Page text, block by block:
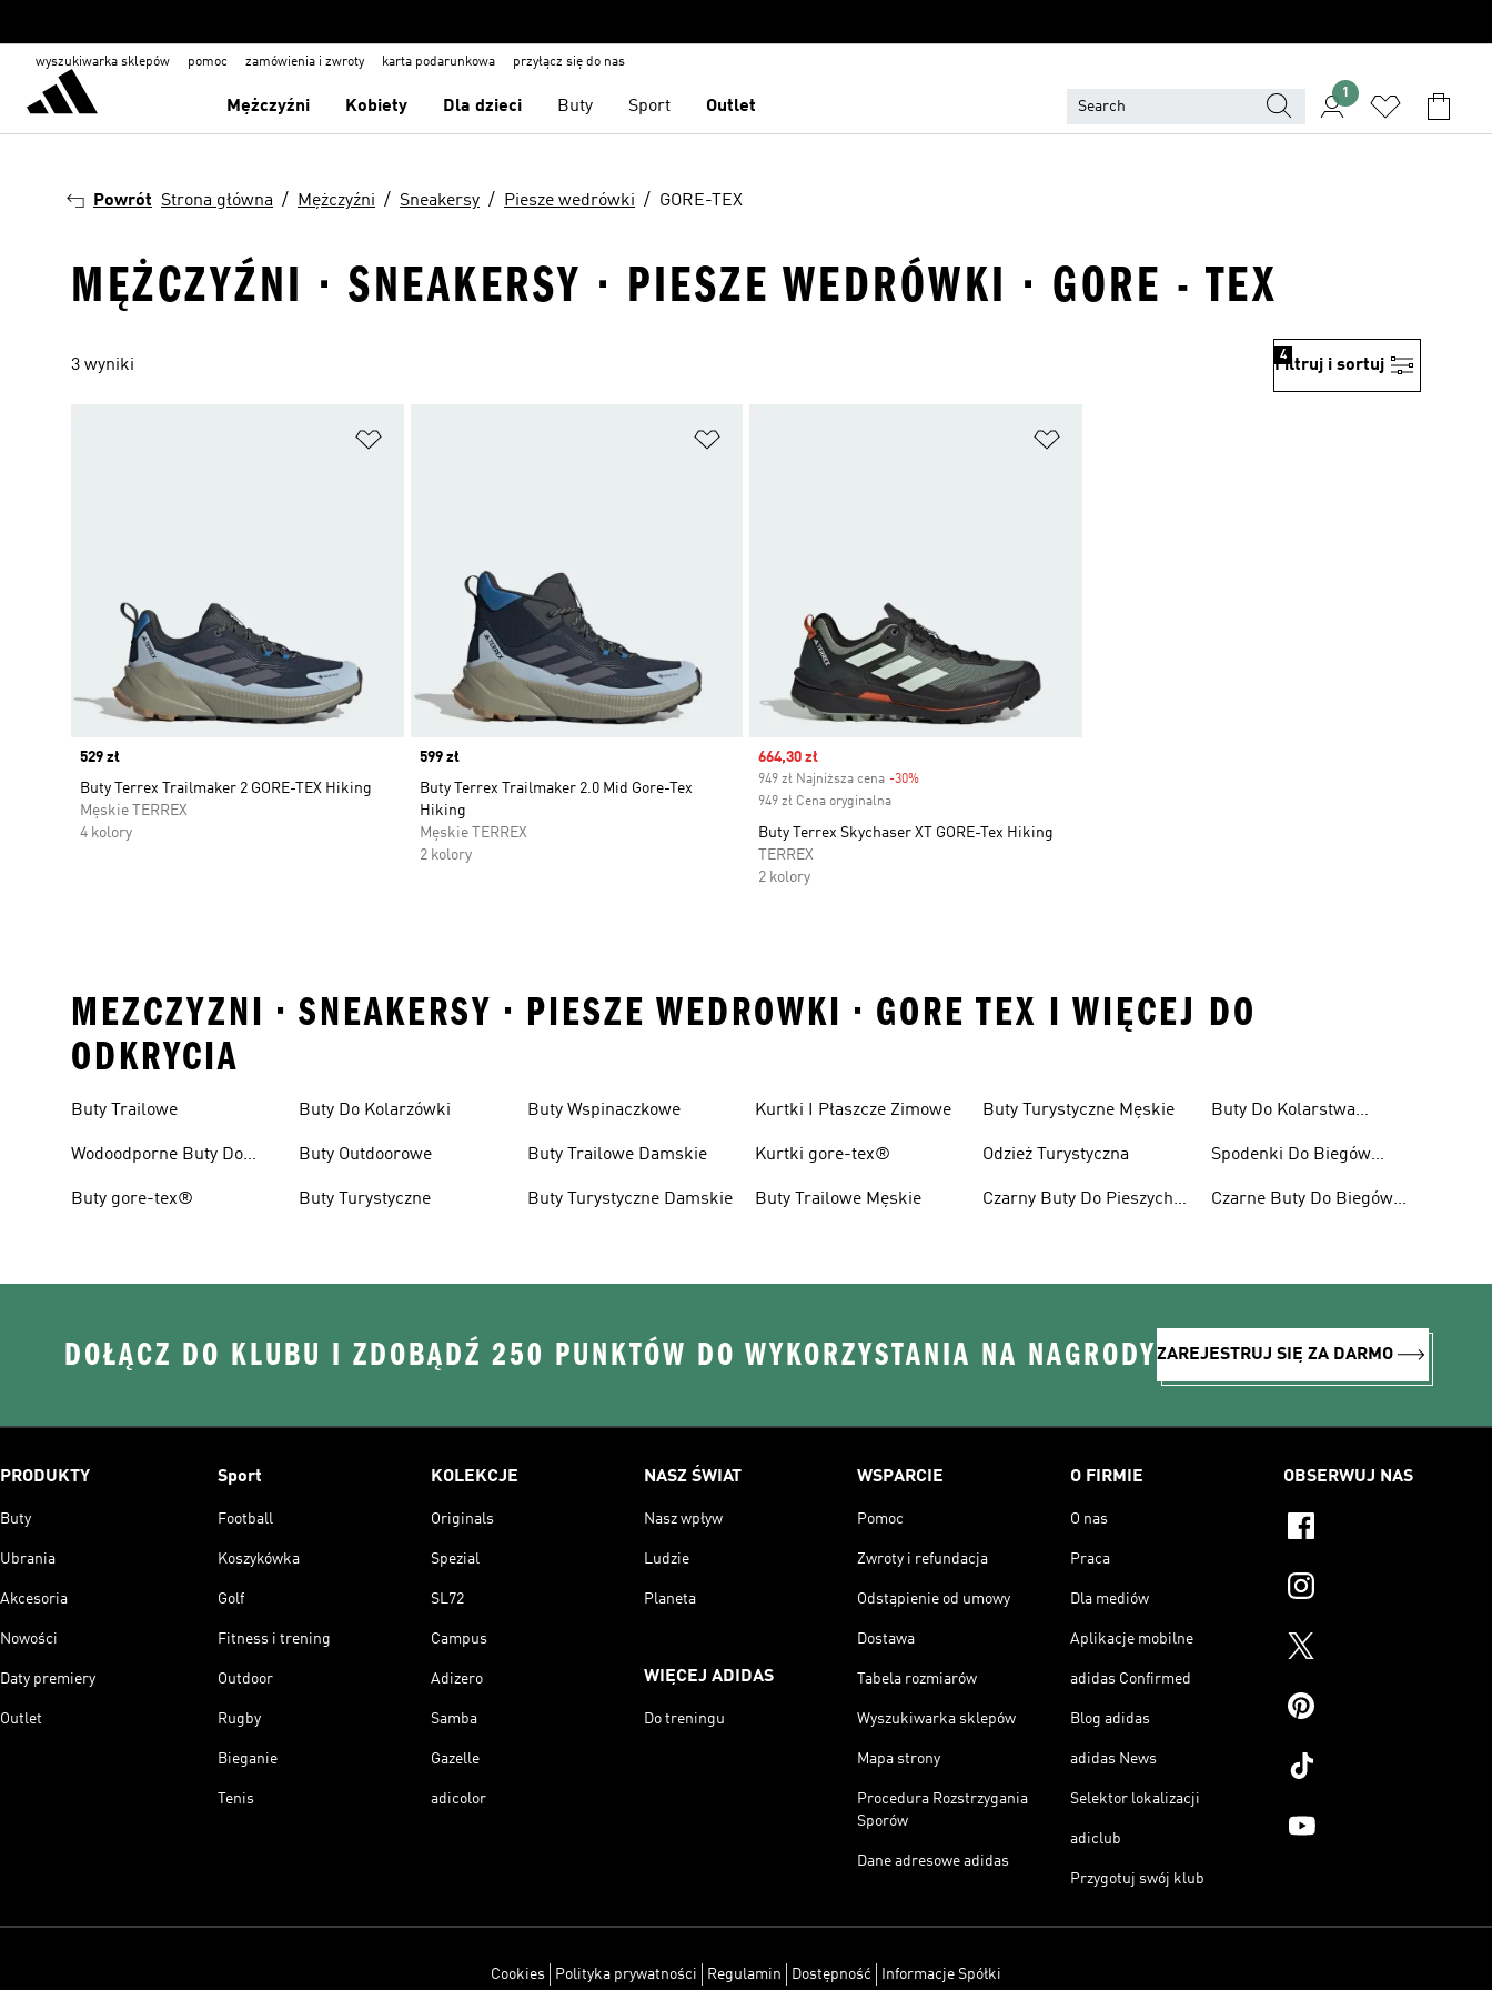
wyszukiwarka sklepów pomoc zamówienia i zwroty karta podarunkowa przyłącz się do nas
Mężczyźni Kobiety Dla dzieci Buty Sport Outlet
1
Powrót Strona główna Mężczyźni Sneakersy Piesze wedrówki GORE-TEX
MĘŻCZYŹNI · SNEAKERSY · PIESZE WEDRÓWKI · GORE - TEX
3 wyniki Filtruj i sortuj
4
Price
529 zł
Buty Terrex Trailmaker 2 GORE-TEX Hiking
Męskie TERREX
4 kolory
Price
599 zł
Buty Terrex Trailmaker 2.0 Mid Gore-Tex
Hiking
Męskie TERREX
2 kolory
Sale price
664,30 zł
949 zł Najniższa cena -30%
949 zł Cena oryginalna
Buty Terrex Skychaser XT GORE-Tex Hiking
TERREX
2 kolory
MEZCZYZNI • SNEAKERSY • PIESZE WEDROWKI • GORE TEX I WIĘCEJ DO
ODKRYCIA
Buty Trailowe
Wodoodporne Buty Do
Buty gore-tex®
Buty Do Kolarzówki
Buty Outdoorowe
Buty Turystyczne
Buty Wspinaczkowe
Buty Trailowe Damskie
Buty Turystyczne Damskie
Kurtki I Płaszcze Zimowe
Kurtki gore-tex®
Buty Trailowe Męskie
Buty Turystyczne Męskie
Odzież Turystyczna
Czarny Buty Do Pieszych
Buty Do Kolarstwa
Spodenki Do Biegów
Czarne Buty Do Biegów
DOŁĄCZ DO KLUBU I ZDOBĄDŹ 250 PUNKTÓW DO WYKORZYSTANIA NA NAGRODYZAREJESTRUJ SIĘ ZA DARMO
PRODUKTY
Buty
Ubrania
Akcesoria
Nowości
Daty premiery
Outlet
Sport
Football
Koszykówka
Golf
Fitness i trening
Outdoor
Rugby
Bieganie
Tenis
KOLEKCJE
Originals
Spezial
SL72
Campus
Adizero
Samba
Gazelle
adicolor
NASZ ŚWIAT
Nasz wpływ
Ludzie
Planeta
WIĘCEJ ADIDAS
Do treningu
WSPARCIE
Pomoc
Zwroty i refundacja
Odstąpienie od umowy
Dostawa
Tabela rozmiarów
Wyszukiwarka sklepów
Mapa strony
Procedura Rozstrzygania
Sporów
Dane adresowe adidas
O FIRMIE
O nas
Praca
Dla mediów
Aplikacje mobilne
adidas Confirmed
Blog adidas
adidas News
Selektor lokalizacji
adiclub
Przygotuj swój klub
OBSERWUJ NAS
Cookies Polityka prywatności Regulamin Dostępność Informacje Spółki